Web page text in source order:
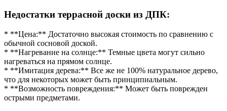
Недостатки террасной доски из ДПК:
* **Цена:** Достаточно высокая стоимость по сравнению с
обычной сосновой доской.
* **Нагревание на солнце:** Темные цвета могут сильно
нагреваться на прямом солнце.
* **Имитация дерева:** Все же не 100% натуральное дерево,
что для некоторых может быть принципиальным.
* **Возможность повреждения:** Может быть поврежден
острыми предметами.